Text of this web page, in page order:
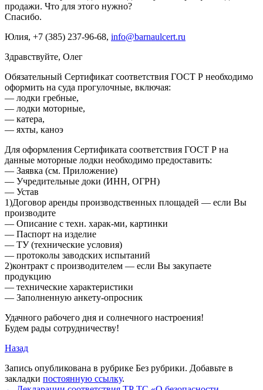
продажи. Что для этого нужно?
Спасибо.
Юлия, +7 (385) 237-96-68, info@barnaulcert.ru
Здравствуйте, Олег
Обязательный Сертификат соответствия ГОСТ Р необходимо
оформить на суда прогулочные, включая:
— лодки гребные,
— лодки моторные,
— катера,
— яхты, каноэ
Для оформления Сертификата соответствия ГОСТ Р на
данные моторные лодки необходимо предоставить:
— Заявка (см. Приложение)
— Учредительные доки (ИНН, ОГРН)
— Устав
1)Договор аренды производственных площадей — если Вы
производите
— Описание с техн. харак-ми, картинки
— Паспорт на изделие
— ТУ (технические условия)
— протоколы заводских испытаний
2)контракт с производителем — если Вы закупаете
продукцию
— технические характеристики
— Заполненную анкету-опросник
Удачного рабочего дня и солнечного настроения!
Будем рады сотрудничеству!
Назад
Запись опубликована в рубрике Без рубрики. Добавьте в
закладки постоянную ссылку.